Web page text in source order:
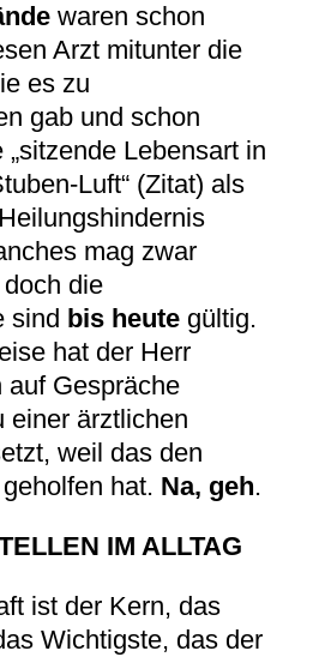
waren schon
Arzt mitunter die
es zu
gab und schon
Lebensart in
Luft“ (Zitat) als
mag zwar
die
sind bis heutegültig.
hat der Herr
auf Gespräche
einer ärztlichen
weil das den
hat. Na, geh.
IM ALLTAG
ist der Kern, das
Wichtigste, das der